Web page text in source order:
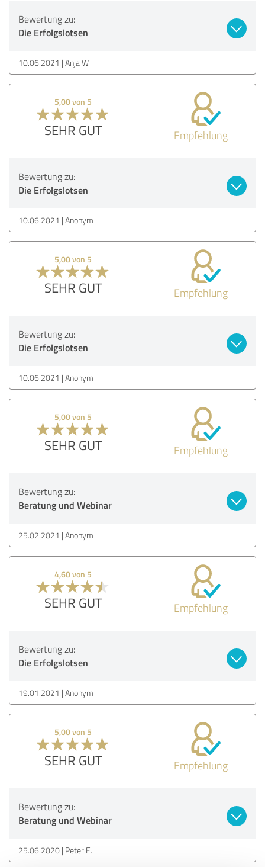
Bewertung zu:
Die Erfolgslotsen
10.06.2021 Anja W.
5,00 von 5
SEHR GUT Empfehlung
Bewertung zu:
Die Erfolgslotsen
10.06.2021 Anonym
5,00 von 5
SEHR GUT Empfehlung
Bewertung zu:
Die Erfolgslotsen
10.06.2021 Anonym
5,00 von 5
SEHR GUT Empfehlung
Bewertung zu:
Beratung und Webinar
25.02.2021 Anonym
4,60 von 5
SEHR GUT Empfehlung
Bewertung zu:
Die Erfolgslotsen
19.01.2021 Anonym
5,00 von 5
SEHR GUT Empfehlung
Bewertung zu:
Beratung und Webinar
25.06.2020 Peter E.